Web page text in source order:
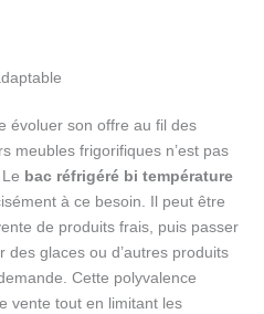
évoluer son offre au fil des
meubles frigorifiques n’est pas
bac réfrigéré bi température
à ce besoin. Il peut être
de produits frais, puis passer
des glaces ou d’autres produits
Cette polyvalence
vente tout en limitant les